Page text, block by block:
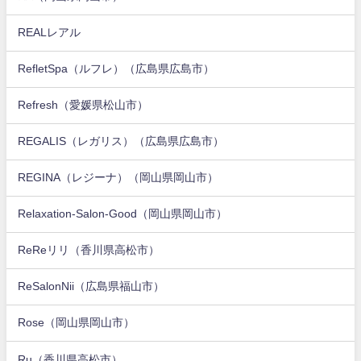
REALレアル
RefletSpa（ルフレ）（広島県広島市）
Refresh（愛媛県松山市）
REGALIS（レガリス）（広島県広島市）
REGINA（レジーナ）（岡山県岡山市）
Relaxation-Salon-Good（岡山県岡山市）
ReReリリ（香川県高松市）
ReSalonNii（広島県福山市）
Rose（岡山県岡山市）